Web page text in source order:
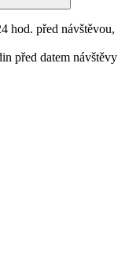
hod. před návštěvou,
před datem návštěvy